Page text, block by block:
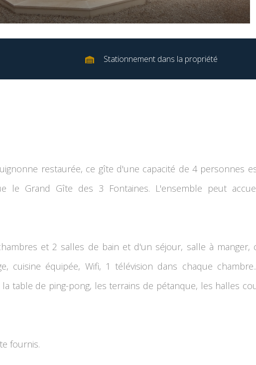
Stationnement dans la propriété
restaurée, ce gîte d'une capacité de 4 personnes
le Grand Gîte des 3 Fontaines. L'ensemble peut
et 2 salles de bain et d'un séjour, salle à manger,
cuisine équipée, Wifi, 1 télévision dans chaque
table de ping-pong, les terrains de pétanque, les halles
fournis.